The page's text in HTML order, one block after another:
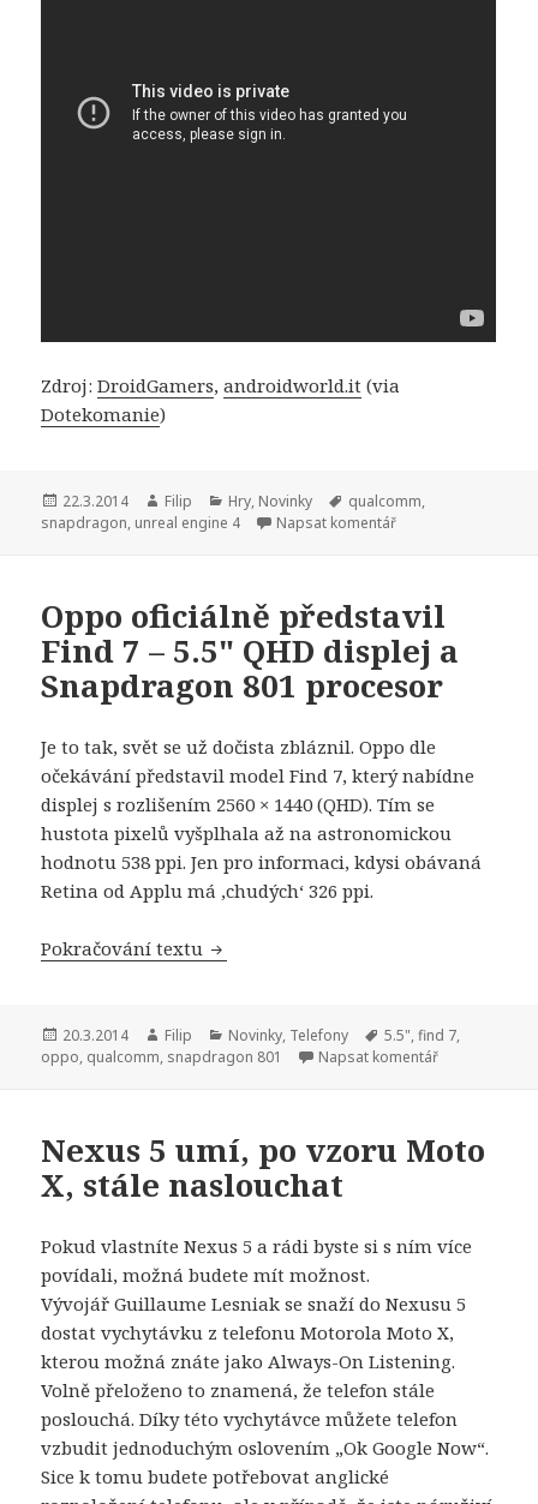
Zdroj:DroidGamers,androidworld.it (via
Dotekomanie)
Publikováno:
22.3.2014 Autor:
Filip Rubriky:
Hry, Novinky Štítky:
qualcomm,
snapdragon, unreal engine 4 Napsat komentář
Oppo oficiálně představil
Find 7 – 5.5" QHD displej a
Snapdragon 801 procesor
Je to tak, svět se už dočista zbláznil. Oppo dle
očekávání představil model Find 7, který nabídne
displej s rozlišením 2560 × 1440 (QHD). Tím se
hustota pixelů vyšplhala až na astronomickou
hodnotu 538 ppi. Jen pro informaci, kdysi obávaná
Retina od Applu má ‚chudých‘ 326 ppi.
Pokračování textu Oppo oficiálně představil Find 7 –
Publikováno:
20.3.2014 Autor:
Filip Rubriky:
Novinky, Telefony Štítky:
5.5",find 7,
oppo, qualcomm, snapdragon 801 Napsat komentář
Nexus 5 umí, po vzoru Moto
X, stále naslouchat
Pokud vlastníte Nexus 5 a rádi byste si s ním více
povídali, možná budete mít možnost.
Vývojář Guillaume Lesniak se snaží do Nexusu 5
dostat vychytávku z telefonu Motorola Moto X,
kterou možná znáte jako Always-On Listening.
Volně přeloženo to znamená, že telefon stále
poslouchá. Díky této vychytávce můžete telefon
vzbudit jednoduchým oslovením „Ok Google Now“.
Sice k tomu budete potřebovat anglické